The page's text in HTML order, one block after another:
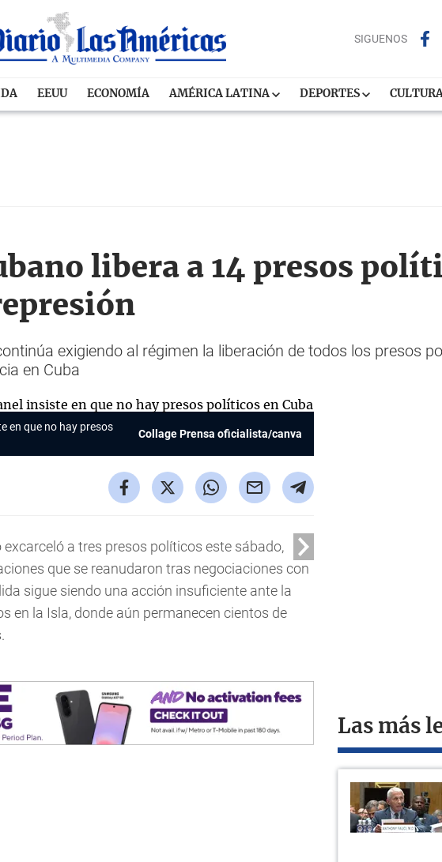
SIGUENOS
EEUU ECONOMÍA AMÉRICA LATINA DEPORTES
libera a 14 presos
exigiendo al régimen la liberación de todos los presos
en Cuba
en que no hay presos
Collage Prensa oficialista/canva
excarceló a tres presos políticos este sábado,
que se reanudaron tras negociaciones con
sigue siendo una acción insuficiente ante la
en la Isla, donde aún permanecen cientos de
Las más